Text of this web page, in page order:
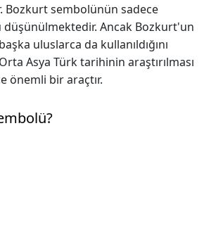
Bozkurt sembolünün sadece
Ancak Bozkurt'un
uluslarca da kullanıldığını
Asya Türk tarihinin araştırılması
önemli bir araçtır.